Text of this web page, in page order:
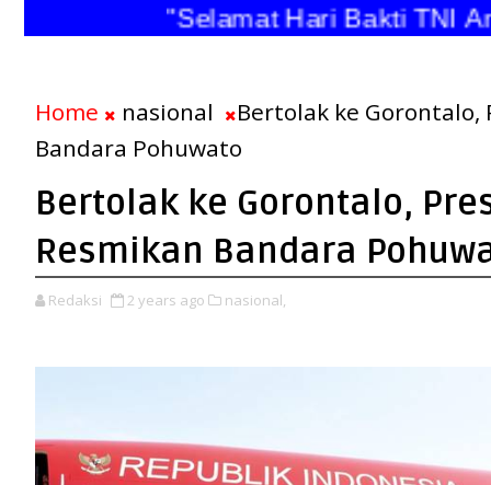
"Selamat Hari Bakti TNI
Home nasional
Bertolak ke Gorontalo,
Bandara Pohuwato
Bertolak ke Gorontalo,
Resmikan Bandara
Redaksi 2 years ago nasional,